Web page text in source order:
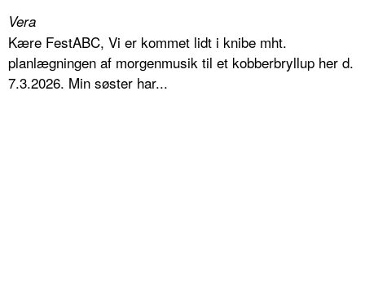
Vera
Kære FestABC, Vi er kommet lidt i knibe mht.
planlægningen af morgenmusik til et kobberbryllup her d.
7.3.2026. Min søster har...